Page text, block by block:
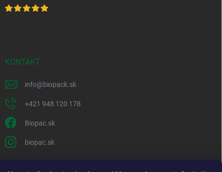
KONTAKT
info@biopack.sk
+421 948 120 178
Biopac.sk
biopac.sk